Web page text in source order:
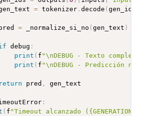
= tokenizer. decode (gen_ids
= _normalize_si_no (gen_text )
debug :
print ( f "\nDEBUG - Texto
print ( f "\nDEBUG - Predicción
return pred , gen_text
:
( f "Timeout alcanzado